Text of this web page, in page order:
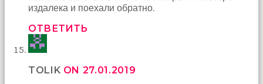
издалека и поехали обратно.
ОТВЕТИТЬ
TOLIK ON 27.01.2019